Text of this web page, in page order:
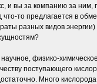
и вы за компанию за ним,
что-то предлагается в
разных видов
научное, физико-
поступающего
Много